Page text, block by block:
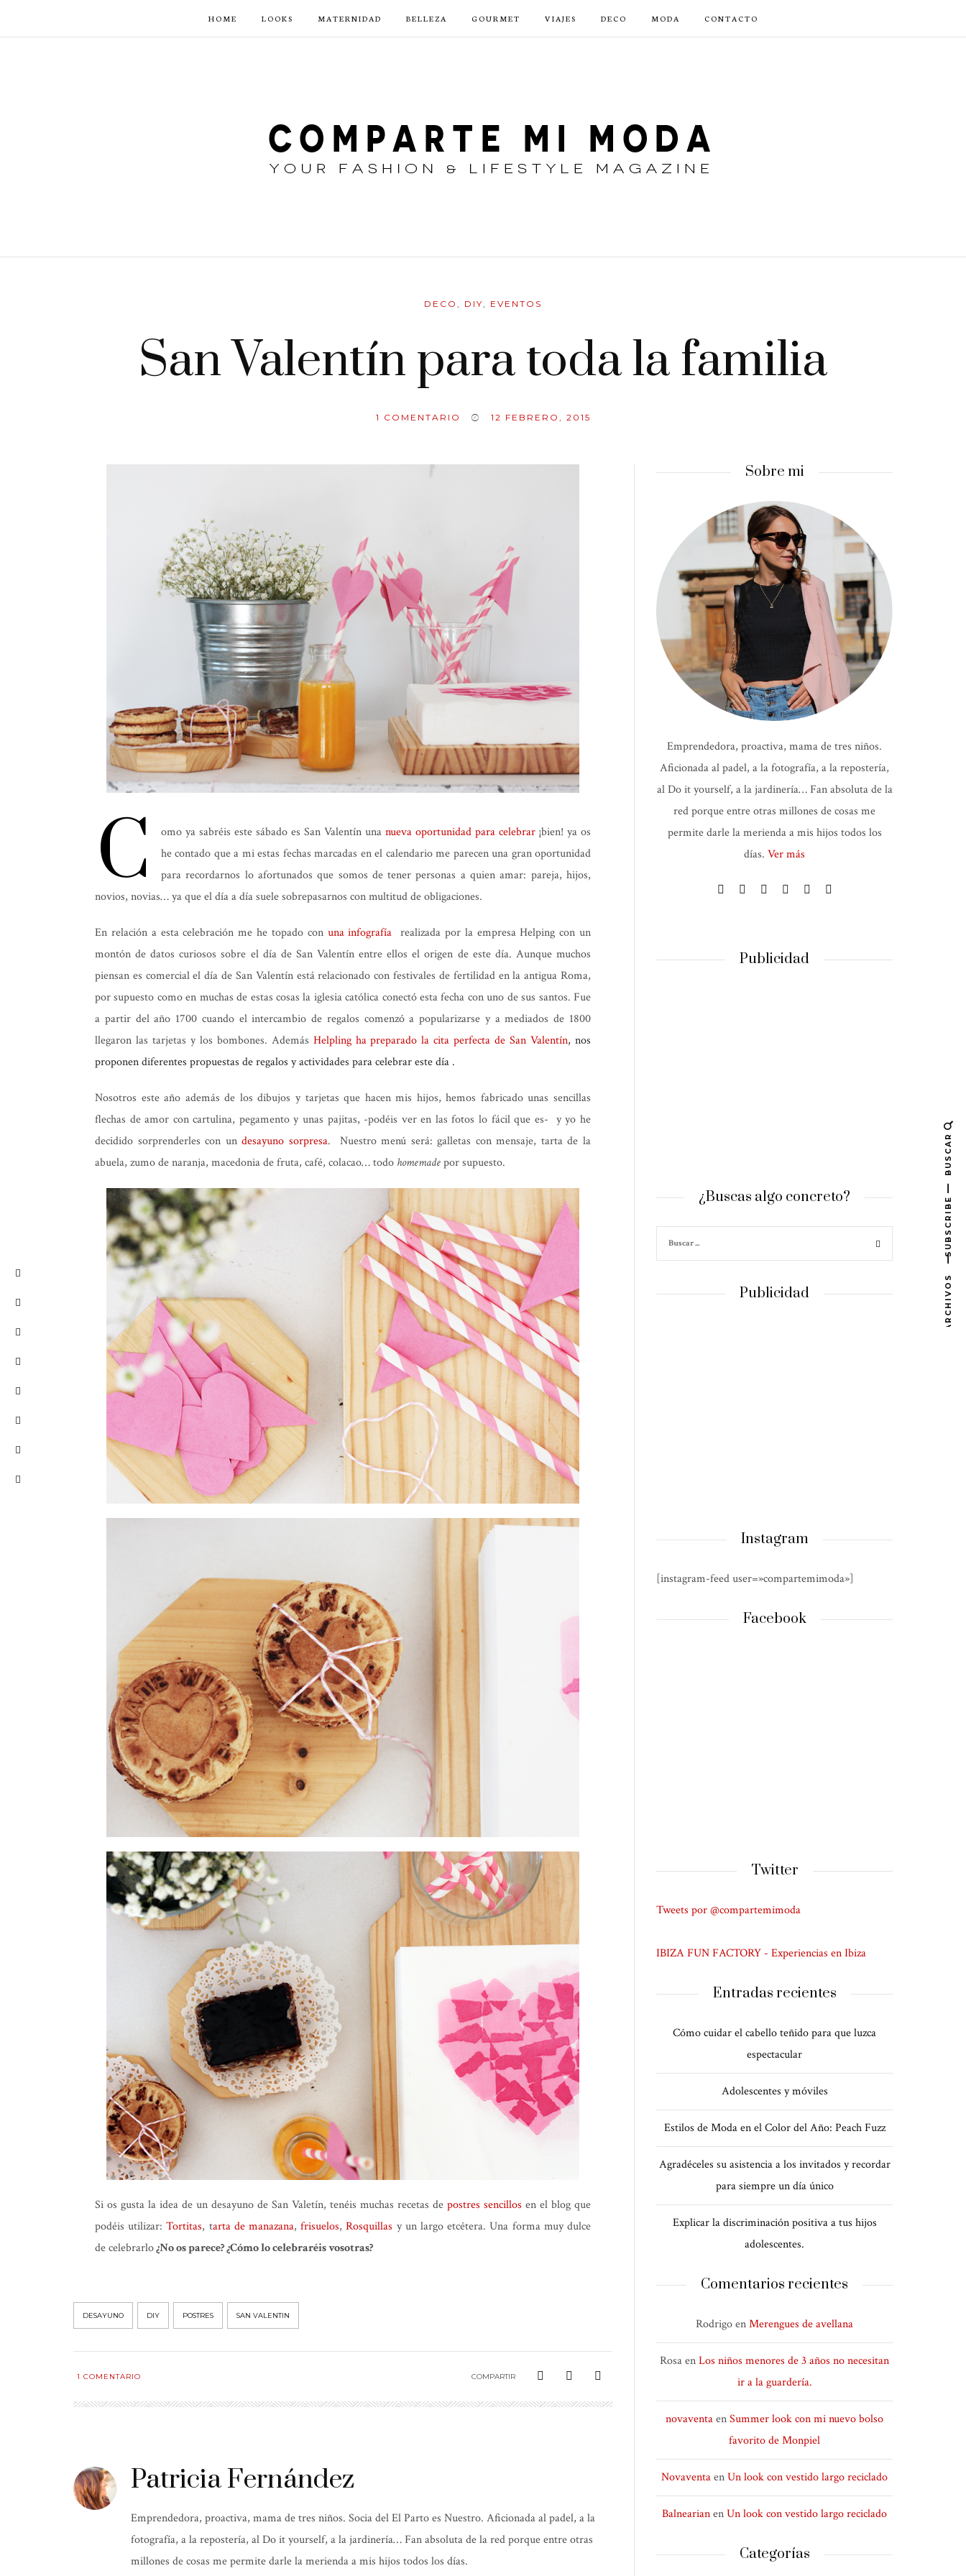
HOME LOOKS MATERNIDAD BELLEZA GOURMET VIAJES DECO MODA CONTACTO
DECO , DIY, EVENTOS
San Valentín para toda la familia
1 COMENTARIO 12 FEBRERO, 2015
C omo ya sabréis este sábado es San Valentín una nueva oportunidad para celebrar ¡bien! ya os
he contado que a mi estas fechas marcadas en el calendario me parecen una gran oportunidad
para recordarnos lo afortunados que somos de tener personas a quien amar: pareja, hijos,
novios, novias… ya que el día a día suele sobrepasarnos con multitud de obligaciones.
En relación a esta celebración me he topado con una infografía realizada por la empresa Helping con un
montón de datos curiosos sobre el día de San Valentín entre ellos el origen de este día. Aunque muchos
piensan es comercial el día de San Valentín está relacionado con festivales de fertilidad en la antigua Roma,
por supuesto como en muchas de estas cosas la iglesia católica conectó esta fecha con uno de sus santos. Fue
a partir del año 1700 cuando el intercambio de regalos comenzó a popularizarse y a mediados de 1800
llegaron las tarjetas y los bombones. Además Helpling ha preparado la cita perfecta de San Valentín, nos
proponen diferentes propuestas de regalos y actividades para celebrar este día .
Nosotros este año además de los dibujos y tarjetas que hacen mis hijos, hemos fabricado unas sencillas
flechas de amor con cartulina, pegamento y unas pajitas, -podéis ver en las fotos lo fácil que es- y yo he
decidido sorprenderles con undesayuno sorpresa. Nuestro menú será: galletas con mensaje, tarta de la
abuela, zumo de naranja, macedonia de fruta, café, colacao… todo homemadepor supuesto.
Si os gusta la idea de un desayuno de San Valetín, tenéis muchas recetas de postres sencillos en el blog que
podéis utilizar:Tortitas, tarta de manazana,frisuelos,Rosquillas y un largo etcétera. Una forma muy dulce
de celebrarlo¿No os parece? ¿Cómo lo celebraréis vosotras?
DESAYUNO DIY POSTRES SAN VALENTIN
1 COMENTARIO COMPARTIR
Patricia Fernández
Emprendedora, proactiva, mama de tres niños. Socia del El Parto es Nuestro. Aficionada al padel, a la
fotografía, a la repostería, al Do it yourself, a la jardinería… Fan absoluta de la red porque entre otras
millones de cosas me permite darle la merienda a mis hijos todos los días.
Sobre mi
Emprendedora, proactiva, mama de tres niños.
Aficionada al padel, a la fotografía, a la repostería,
al Do it yourself, a la jardinería… Fan absoluta de la
red porque entre otras millones de cosas me
permite darle la merienda a mis hijos todos los
días. Ver más
Publicidad
¿Buscas algo concreto?
Publicidad
Instagram
[instagram-feed user=»compartemimoda»]
Facebook
Twitter
Tweets por @compartemimoda
IBIZA FUN FACTORY - Experiencias en Ibiza
Entradas recientes
Cómo cuidar el cabello teñido para que luzca
espectacular
Adolescentes y móviles
Estilos de Moda en el Color del Año: Peach Fuzz
Agradéceles su asistencia a los invitados y recordar
para siempre un día único
Explicar la discriminación positiva a tus hijos
adolescentes.
Comentarios recientes
RodrigoenMerengues de avellana
RosaenLos niños menores de 3 años no necesitan
ir a la guardería.
novaventaenSummer look con mi nuevo bolso
favorito de Monpiel
NovaventaenUn look con vestido largo reciclado
BalnearianenUn look con vestido largo reciclado
Categorías
BUSCAR
SUBSCRIBE
ARCHIVOS